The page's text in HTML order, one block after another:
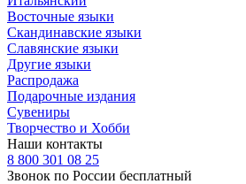
Восточные языки
Скандинавские языки
Славянские языки
Другие языки
Распродажа
Подарочные издания
Сувениры
Творчество и Хобби
Наши контакты
8 800 301 08 25
Звонок по России бесплатный